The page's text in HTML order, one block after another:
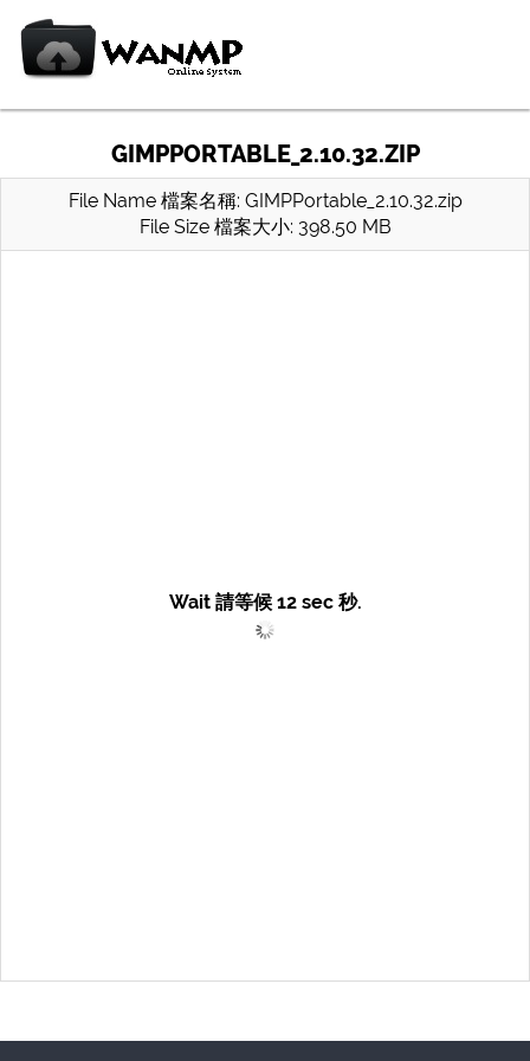
GIMPPORTABLE_2.10.32.ZIP
File Name 檔案名稱: GIMPPortable_2.10.32.zip
File Size 檔案大小: 398.50 MB
Wait 請等候 12sec 秒.